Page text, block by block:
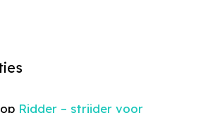
op Ridder – strijder voor